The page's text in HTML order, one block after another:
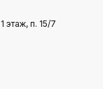
этаж, п. 15/7